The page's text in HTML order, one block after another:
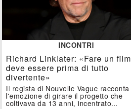
INCONTRI
Richard Linklater: «Fare un film
deve essere prima di tutto
divertente»
Il regista di Nouvelle Vague racconta
l'emozione di girare il progetto che
coltivava da 13 anni, incentrato...